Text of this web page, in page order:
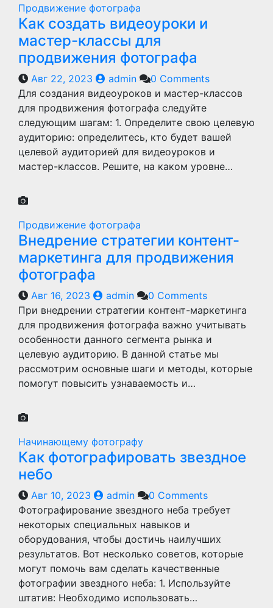
Продвижение фотографа
Как создать видеоуроки и
мастер-классы для
продвижения фотографа
Авг 22, 2023 admin
0 Comments
Для создания видеоуроков и мастер-классов
для продвижения фотографа следуйте
следующим шагам: 1. Определите свою целевую
аудиторию: определитесь, кто будет вашей
целевой аудиторией для видеоуроков и
мастер-классов. Решите, на каком уровне…
Продвижение фотографа
Внедрение стратегии контент-
маркетинга для продвижения
фотографа
Авг 16, 2023 admin
0 Comments
При внедрении стратегии контент-маркетинга
для продвижения фотографа важно учитывать
особенности данного сегмента рынка и
целевую аудиторию. В данной статье мы
рассмотрим основные шаги и методы, которые
помогут повысить узнаваемость и…
Начинающему фотографу
Как фотографировать звездное
небо
Авг 10, 2023 admin
0 Comments
Фотографирование звездного неба требует
некоторых специальных навыков и
оборудования, чтобы достичь наилучших
результатов. Вот несколько советов, которые
могут помочь вам сделать качественные
фотографии звездного неба: 1. Используйте
штатив: Необходимо использовать…